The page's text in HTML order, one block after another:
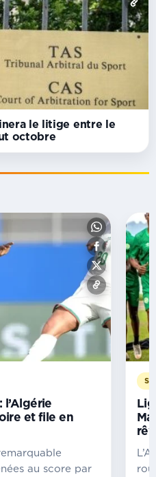
le litige entre le
octobre
et file en
au score par